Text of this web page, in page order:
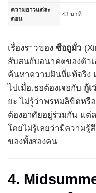
ความยาวแต่ละ
ตอน
43 นาที
เรื่องราวของ ซือถูมั่ว
สับสนกับอนาคตของตัวเ
ค้นหาความฝันที่แท้จริง
ไปเมื่อเธอต้องเจอกับ กู้เ
ยะ ไม่รู้ว่าพรหมลิขิตหรื
ต้องอาศัยอยู่ร่วมกัน แต่
โดยไม่รู้เลยว่ามีความรู้
ของทั้งสองคน
4.